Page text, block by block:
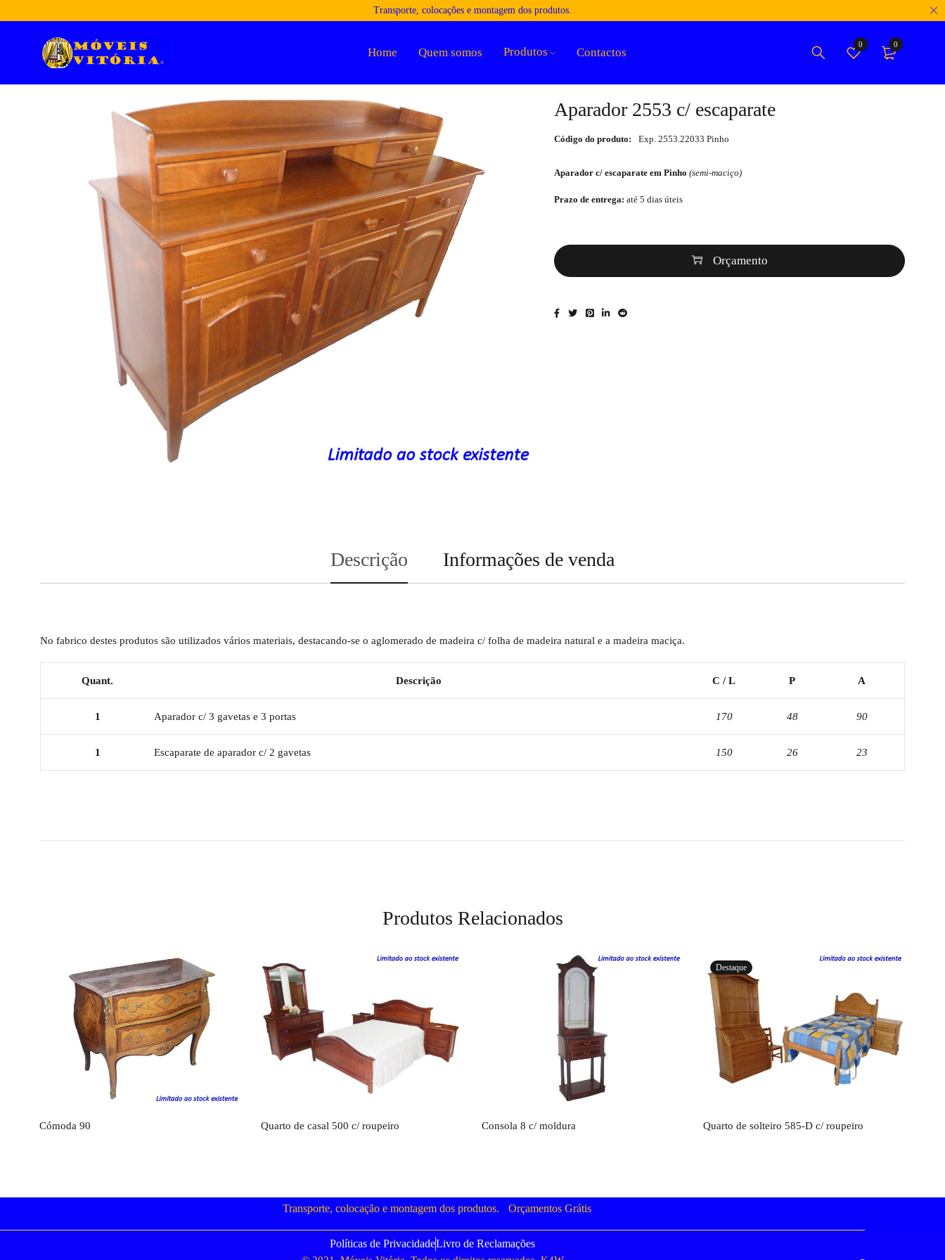
Transporte, colocações e montagem dos produtos.
Home Quem somos Produtos Contactos
0 0
Aparador 2553 c/ escaparate
Código do produto: Exp. 2553.22033 Pinho
Aparador c/ escaparate em Pinho (semi-maciço)
Prazo de entrega: até 5 dias úteis
Orçamento
Descrição Informações de venda
No fabrico destes produtos são utilizados vários materiais, destacando-se o aglomerado de madeira c/ folha de madeira natural e a madeira maciça.
Quant. Descrição C / L P A
1 Aparador c/ 3 gavetas e 3 portas 170 48 90
1 Escaparate de aparador c/ 2 gavetas 150 26 23
Produtos Relacionados
Cómoda 90 Orçamento
Quarto de casal 500 c/ roupeiro Orçamento
Consola 8 c/ moldura
Destaque
Orçamento
Quarto de solteiro 585-D c/ roupeiro
Transporte, colocação e montagem dos produtos. Orçamentos Grátis
Políticas de PrivacidadeLivro de Reclamações